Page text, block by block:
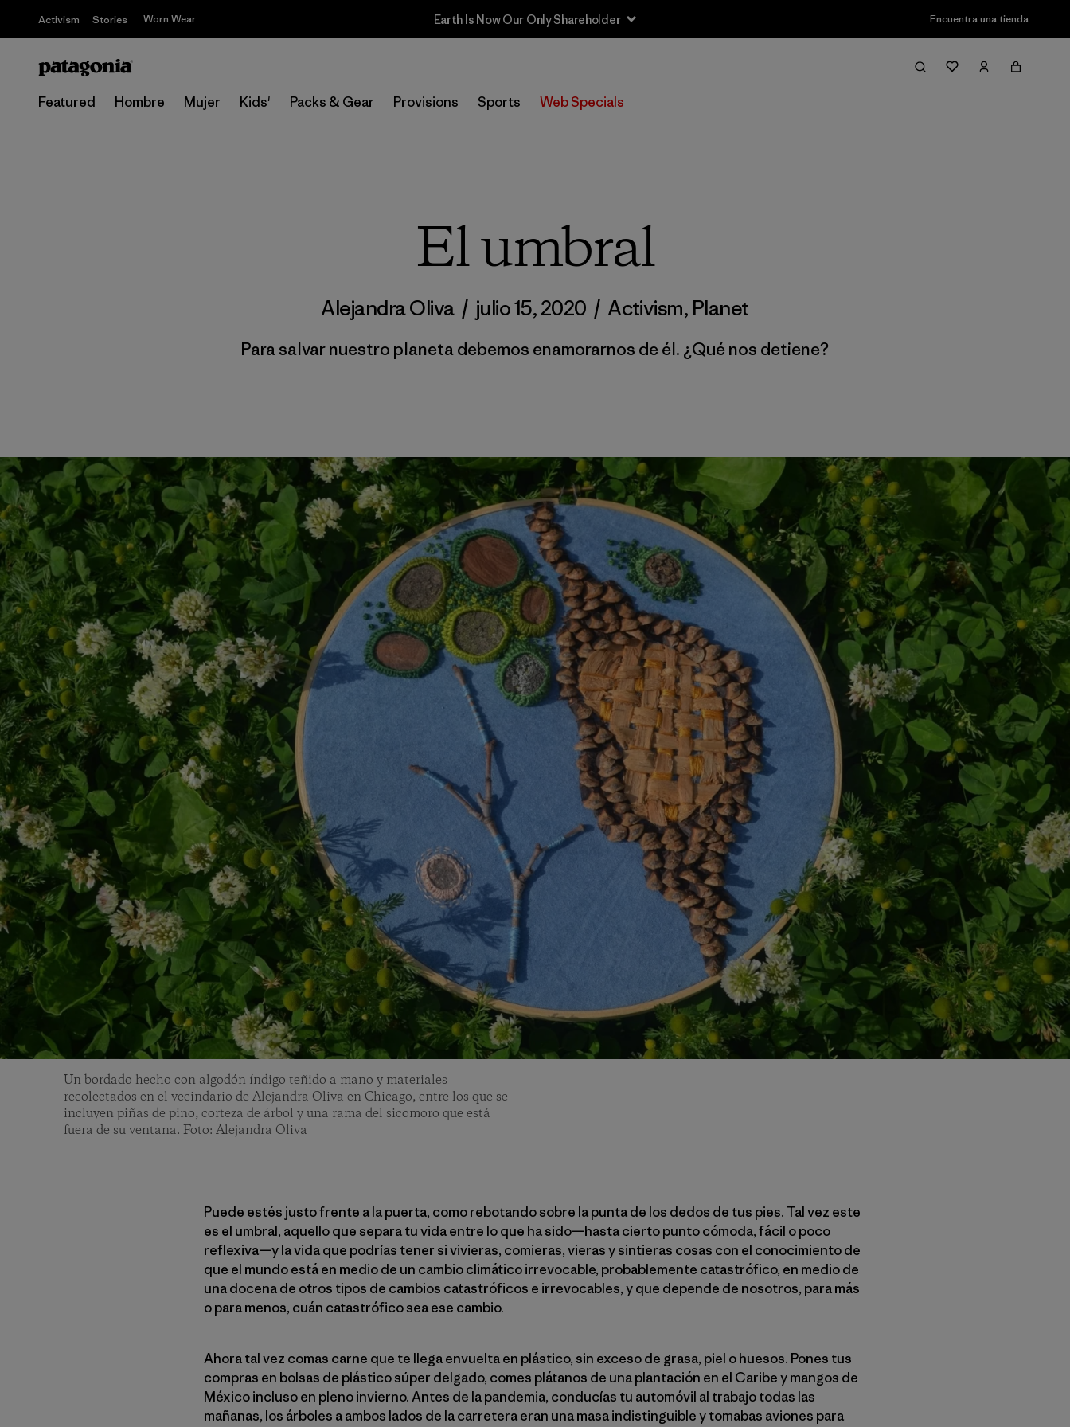
Activism Stories Worn Wear Sale — Up to 40% Off Past-Season Clothing & Gear Encuentra una tienda
Featured Hombre Mujer Kids' Packs & Gear Provisions Sports Web Specials
El umbral
Alejandra Oliva / julio 15, 2020 / Activism, Planet
Para salvar nuestro planeta debemos enamorarnos de él. ¿Qué nos detiene?
Un bordado hecho con algodón índigo teñido a mano y materiales
recolectados en el vecindario de Alejandra Oliva en Chicago, entre los que se
incluyen piñas de pino, corteza de árbol y una rama del sicomoro que está
fuera de su ventana. Foto: Alejandra Oliva
Puede estés justo frente a la puerta, como rebotando sobre la punta de los dedos de tus pies. Tal vez este
es el umbral, aquello que separa tu vida entre lo que ha sido—hasta cierto punto cómoda, fácil o poco
reflexiva—y la vida que podrías tener si vivieras, comieras, vieras y sintieras cosas con el conocimiento de
que el mundo está en medio de un cambio climático irrevocable, probablemente catastrófico, en medio de
una docena de otros tipos de cambios catastróficos e irrevocables, y que depende de nosotros, para más
o para menos, cuán catastrófico sea ese cambio.
Ahora tal vez comas carne que te llega envuelta en plástico, sin exceso de grasa, piel o huesos. Pones tus
compras en bolsas de plástico súper delgado, comes plátanos de una plantación en el Caribe y mangos de
México incluso en pleno invierno. Antes de la pandemia, conducías tu automóvil al trabajo todas las
mañanas, los árboles a ambos lados de la carretera eran una masa indistinguible y tomabas aviones para